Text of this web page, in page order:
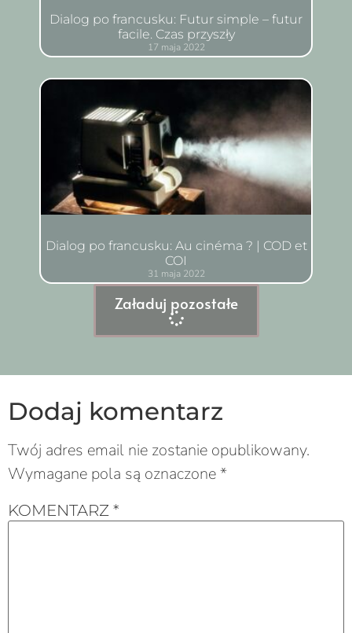
Dialog po francusku: Futur simple – futur
facile. Czas przyszły
17 maja 2022
Dialog po francusku: Au cinéma ? | COD et
COI
31 maja 2022
Załaduj pozostałe
Dodaj komentarz
Twój adres email nie zostanie opublikowany.
Wymagane pola są oznaczone*
KOMENTARZ *